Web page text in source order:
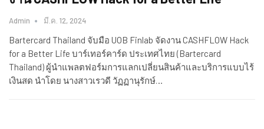
Admin มี.ค. 12, 2024
Bartercard Thailand จับมือ UOB Finlab จัดงาน CASHFLOW Hack
for a Better Life บาร์เทอร์คาร์ด ประเทศไทย (Bartercard
Thailand) ผู้นำแพลตฟอร์มการแลกเปลี่ยนสินค้าและบริการแบบไร้
เงินสด นำโดย นางสาวเรวดี วัฏฏานุรักษ์…